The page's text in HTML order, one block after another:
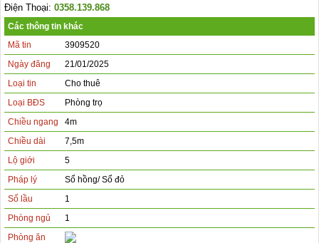
Điện Thoại: 0358.139.868
Các thông tin khác
Mã tin
3909520
Ngày đăng
21/01/2025
Loại tin
Cho thuê
Loại BĐS
Phòng trọ
Chiều ngang
4m
Chiều dài
7,5m
Lộ giới
5
Pháp lý
Sổ hồng/ Sổ đỏ
Số lầu
1
Phòng ngủ
1
Phòng ăn